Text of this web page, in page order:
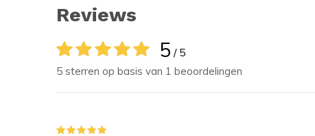
Reviews
5 / 5
5 sterren op basis van 1 beoordelingen